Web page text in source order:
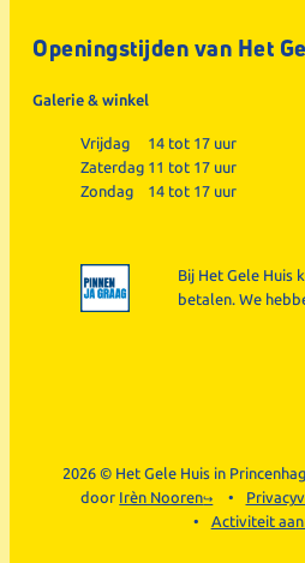
Openingstijden van Het
Galerie & winkel
Vrijdag
14 tot 17 uur
Zaterdag 11 tot 17 uur
Zondag
14 tot 17 uur
Bij Het Gele Huis
betalen. We
2026 © Het Gele Huis in
door Irèn Nooren
Activiteit